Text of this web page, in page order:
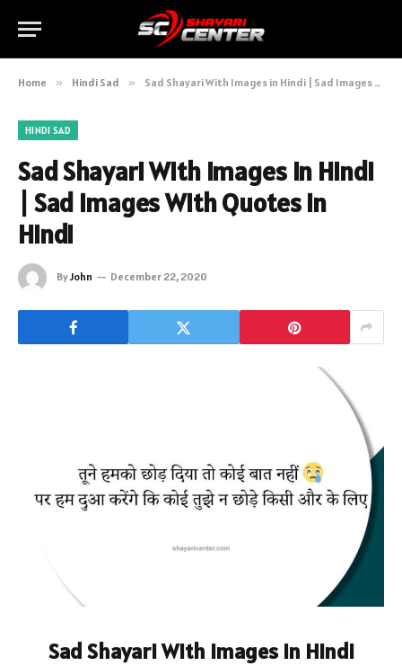
Home » Hindi Sad » Sad Shayari With Images in Hindi | Sad Images With Quotes in Hindi
HINDI SAD
Sad Shayari With Images in Hindi
| Sad Images With Quotes in
Hindi
ByJohn December 22, 2020
Sad Shayari With Images in Hindi